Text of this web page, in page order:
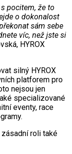
pocitem, že to
o dokonalost
sám sebe
víc, než jste si
HYROX
silný HYROX
platforem pro
nejsou jen
specializované
eventy, race
roli také